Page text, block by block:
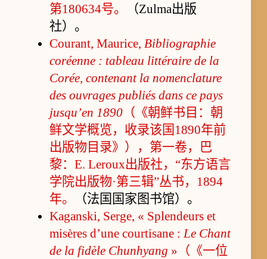
第180634号。
（Zulma出版
社）。
Courant, Maurice, Bibliographie
coréenne : tableau littéraire de la
Corée, contenant la nomenclature
des ouvrages publiés dans ce pays
jusqu’en 1890（《朝鲜书目：朝
鲜文学概览，收录该国1890年前
出版物目录》），第一卷，巴
黎：E. Leroux出版社，“东方语言
学院出版物·第三辑”丛书，1894
年。
（法国国家图书馆）。
Kaganski, Serge, « Splendeurs et
misères d’une courtisane :Le Chant
de la fidèle Chunhyang »（《一位